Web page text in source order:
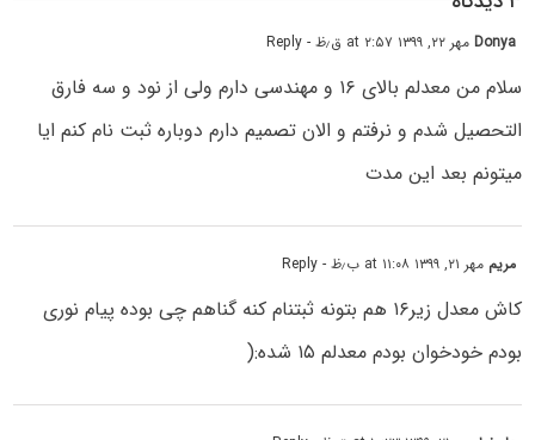
Donyaمهر ۲۲, ۱۳۹۹ at ۲:۵۷ ق٫ظ - Reply
سلام من معدلم بالای ۱۶ و مهندسی دارم ولی از نود و سه فارق
التحصیل شدم و نرفتم و الان تصمیم دارم دوباره ثبت نام کنم ایا
میتونم بعد این مدت
مریم مهر ۲۱, ۱۳۹۹ at ۱۱:۰۸ ب٫ظ - Reply
کاش معدل زیر۱۶ هم بتونه ثبتنام کنه گناهم چی بوده پیام نوری
بودم خودخوان بودم معدلم ۱۵ شده:(